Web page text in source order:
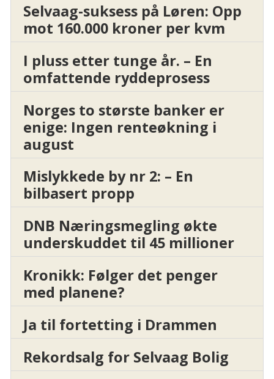
Selvaag-suksess på Løren: Opp
mot 160.000 kroner per kvm
I pluss etter tunge år. – En
omfattende ryddeprosess
Norges to største banker er
enige: Ingen renteøkning i
august
Mislykkede by nr 2: – En
bilbasert propp
DNB Næringsmegling økte
underskuddet til 45 millioner
Kronikk: Følger det penger
med planene?
Ja til fortetting i Drammen
Rekordsalg for Selvaag Bolig